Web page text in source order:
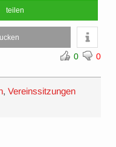
teilen
0 0
,Vereinssitzungen